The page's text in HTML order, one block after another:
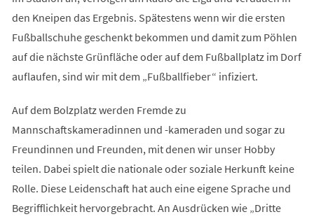
den Kneipen das Ergebnis. Spätestens wenn wir die ersten
Fußballschuhe geschenkt bekommen und damit zum Pöhlen
auf die nächste Grünfläche oder auf dem Fußballplatz im Dorf
auflaufen, sind wir mit dem „Fußballfieber“ infiziert.
Auf dem Bolzplatz werden Fremde zu
Mannschaftskameradinnen und -kameraden und sogar zu
Freundinnen und Freunden, mit denen wir unser Hobby
teilen. Dabei spielt die nationale oder soziale Herkunft keine
Rolle. Diese Leidenschaft hat auch eine eigene Sprache und
Begrifflichkeit hervorgebracht. An Ausdrücken wie „Dritte